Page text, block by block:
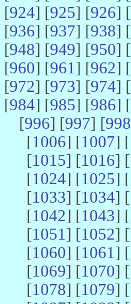
[924] [925] [926] [
[936] [937] [938] [
[948] [949] [950] [
[960] [961] [962] [
[972] [973] [974] [
[984] [985] [986] [
[996] [997] [998
[1006] [1007] [
[1015] [1016] [
[1024] [1025] [
[1033] [1034] [
[1042] [1043] [
[1051] [1052] [
[1060] [1061] [
[1069] [1070] [
[1078] [1079] [